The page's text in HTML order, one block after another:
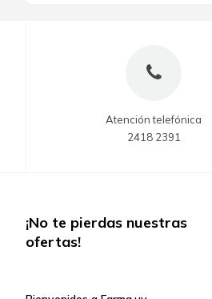
Atención telefónica
2418 2391
¡No te pierdas nuestras
ofertas!